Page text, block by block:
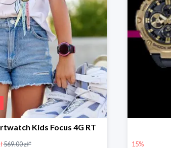
Kids Focus 4G RT
569.00 zł* 15%